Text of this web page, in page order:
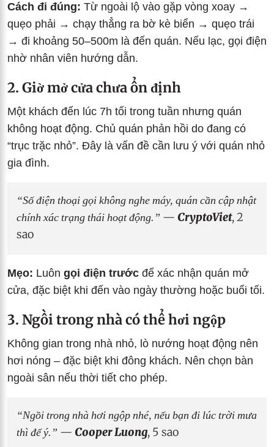
Cách đi đúng: Từ ngoài lộ vào gặp vòng xoay →
quẹo phải → chạy thẳng ra bờ kè biển → quẹo trái
→ đi khoảng 50–500m là đến quán. Nếu lạc, gọi điện
nhờ nhân viên hướng dẫn.
2. Giờ mở cửa chưa ổn định
Một khách đến lúc 7h tối trong tuần nhưng quán
không hoạt động. Chủ quán phản hồi do đang có
“trục trặc nhỏ”. Đây là vấn đề cần lưu ý với quán nhỏ
gia đình.
“Số điện thoại gọi không nghe máy, quán cần cập nhật
chính xác trạng thái hoạt động.” — CryptoViet, 2
sao
Mẹo: Luôn gọi điện trước để xác nhận quán mở
cửa, đặc biệt khi đến vào ngày thường hoặc buổi tối.
3. Ngồi trong nhà có thể hơi ngộp
Không gian trong nhà nhỏ, lò nướng hoạt động nên
hơi nóng – đặc biệt khi đông khách. Nên chọn bàn
ngoài sân nếu thời tiết cho phép.
“Ngồi trong nhà hơi ngộp nhé, nếu bạn đi lúc trời mưa
thì để ý.” — Cooper Luong, 5 sao